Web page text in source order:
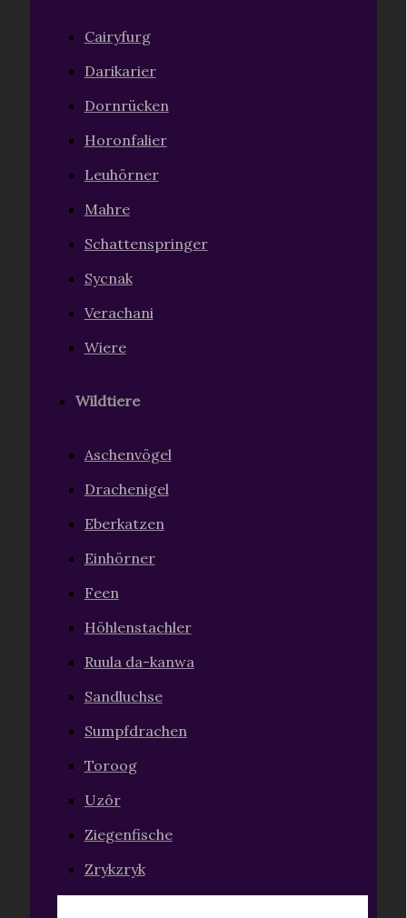
Cairyfurg
Darikarier
Dornrücken
Horonfalier
Leuhörner
Mahre
Schattenspringer
Sycnak
Verachani
Wiere
Wildtiere
Aschenvögel
Drachenigel
Eberkatzen
Einhörner
Feen
Höhlenstachler
Ruula da-kanwa
Sandluchse
Sumpfdrachen
Toroog
Uzôr
Ziegenfische
Zrykzryk